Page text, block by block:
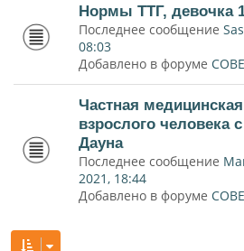
Нормы ТТГ, девочка
Последнее сообщение
08:03
Добавлено в форуме
Частная
взрослого человека
Дауна
Последнее сообщение
2021, 18:44
Добавлено в форуме